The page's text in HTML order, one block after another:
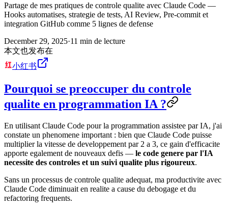
Partage de mes pratiques de controle qualite avec Claude Code —
Hooks automatises, strategie de tests, AI Review, Pre-commit et
integration GitHub comme 5 lignes de defense
December 29, 2025·11 min de lecture
本文也发布在
小红书
Pourquoi se preoccuper du controle
qualite en programmation IA ?
En utilisant Claude Code pour la programmation assistee par IA, j'ai
constate un phenomene important : bien que Claude Code puisse
multiplier la vitesse de developpement par 2 a 3, ce gain d'efficacite
apporte egalement de nouveaux defis — le code genere par l'IA
necessite des controles et un suivi qualite plus rigoureux.
Sans un processus de controle qualite adequat, ma productivite avec
Claude Code diminuait en realite a cause du debogage et du
refactoring frequents.